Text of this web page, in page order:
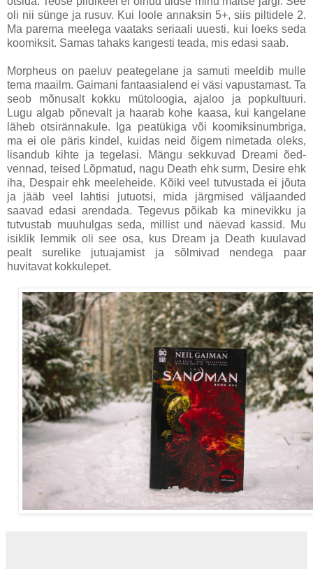
oli nii sünge ja rusuv. Kui loole annaksin 5+, siis piltidele 2.
Ma parema meelega vaataks seriaali uuesti, kui loeks seda
koomiksit. Samas tahaks kangesti teada, mis edasi saab.
Morpheus on paeluv peategelane ja samuti meeldib mulle
tema maailm. Gaimani fantaasialend ei väsi vapustamast. Ta
seob mõnusalt kokku mütoloogia, ajaloo ja popkultuuri.
Lugu algab põnevalt ja haarab kohe kaasa, kui kangelane
läheb otsirännakule. Iga peatükiga või koomiksinumbriga,
ma ei ole päris kindel, kuidas neid õigem nimetada oleks,
lisandub kihte ja tegelasi. Mängu sekkuvad Dreami õed-
vennad, teised Lõpmatud, nagu Death ehk surm, Desire ehk
iha, Despair ehk meeleheide. Kõiki veel tutvustada ei jõuta
ja jääb veel lahtisi jutuotsi, mida järgmised väljaanded
saavad edasi arendada. Tegevus põikab ka minevikku ja
tutvustab muuhulgas seda, millist und näevad kassid. Mu
isiklik lemmik oli see osa, kus Dream ja Death kuulavad
pealt surelike jutuajamist ja sõlmivad nendega paar
huvitavat kokkulepet.